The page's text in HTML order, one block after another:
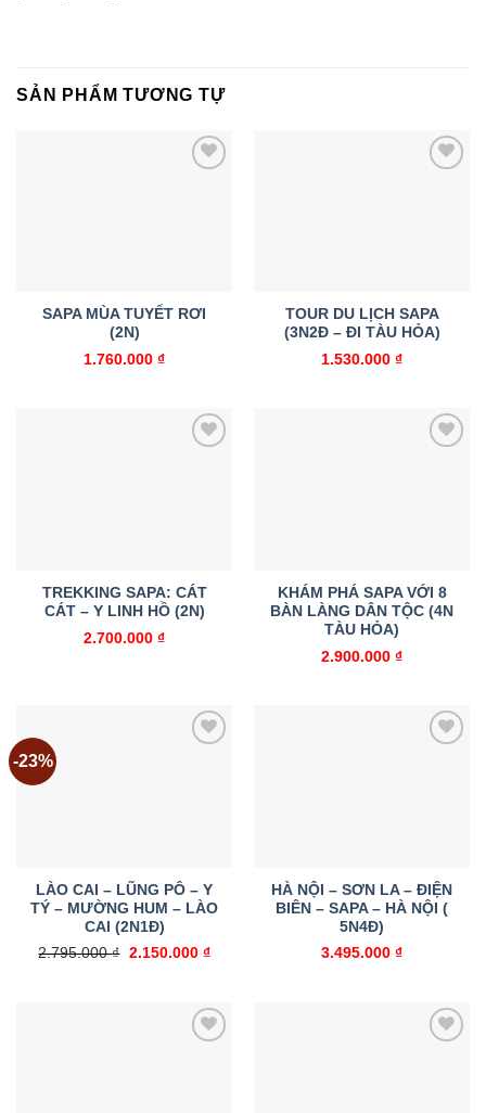
SẢN PHẨM TƯƠNG TỰ
SAPA MÙA TUYẾT RƠI
(2N)
1.760.000 ₫
TOUR DU LỊCH SAPA
(3N2Đ – ĐI TÀU HỎA)
1.530.000 ₫
TREKKING SAPA: CÁT
CÁT – Y LINH HỒ (2N)
2.700.000 ₫
KHÁM PHÁ SAPA VỚI 8
BÀN LÀNG DÂN TỘC (4N
TÀU HỎA)
2.900.000 ₫
-23%
LÀO CAI – LŨNG PÔ – Y
TÝ – MƯỜNG HUM – LÀO
CAI (2N1Đ)
2.795.000₫ Giá
2.150.000 ₫Giá
2.150.000 ₫.
HÀ NỘI – SƠN LA – ĐIỆN
BIÊN – SAPA – HÀ NỘI (
5N4Đ)
3.495.000 ₫